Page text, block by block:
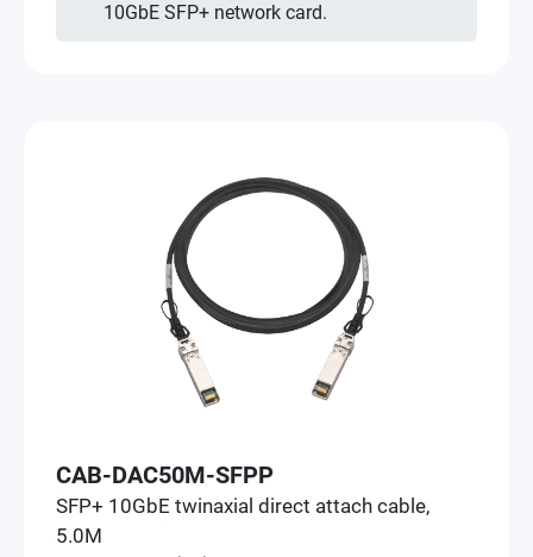
10GbE SFP+ network card.
CAB-DAC50M-SFPP
SFP+ 10GbE twinaxial direct attach cable,
5.0M